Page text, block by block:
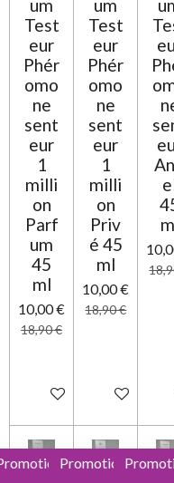
um
Test
eur
Phér
omo
ne
sent
eur
1
milli
on
Parf
um
45
ml
10,00 €
18,90 €
Ajouter au panier
um
Test
eur
Phér
omo
ne
sent
eur
1
milli
on
Priv
é 45
ml
10,00 €
18,90 €
Ajouter au
Promotion